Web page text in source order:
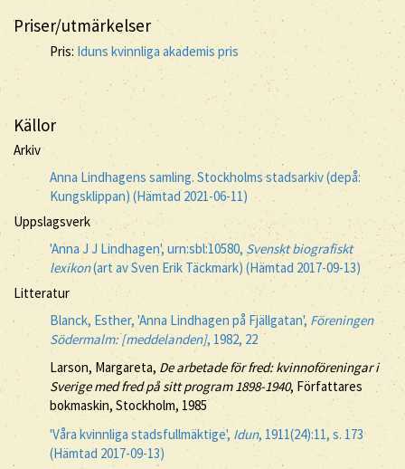
Priser/utmärkelser
Pris:Iduns kvinnliga akademis pris
Källor
Arkiv
Anna Lindhagens samling. Stockholms stadsarkiv (depå:
Kungsklippan) (Hämtad 2021-06-11)
Uppslagsverk
'Anna J J Lindhagen', urn:sbl:10580, Svenskt biografiskt
lexikon(art av Sven Erik Täckmark) (Hämtad 2017-09-13)
Litteratur
Blanck, Esther, 'Anna Lindhagen på Fjällgatan', Föreningen
Södermalm: [meddelanden], 1982, 22
Larson, Margareta,De arbetade för fred: kvinnoföreningar i
Sverige med fred på sitt program 1898-1940, Författares
bokmaskin, Stockholm, 1985
'Våra kvinnliga stadsfullmäktige', Idun, 1911(24):11, s. 173
(Hämtad 2017-09-13)